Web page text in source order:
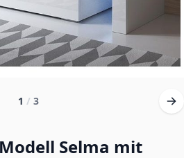
1 / 3
Selma mit